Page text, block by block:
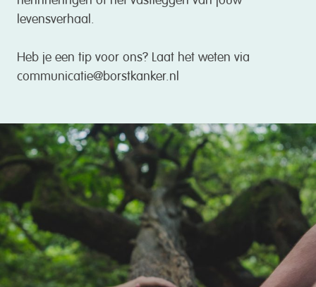
levensverhaal.
Heb je een tip voor ons? Laat het weten via
communicatie@borstkanker.nl